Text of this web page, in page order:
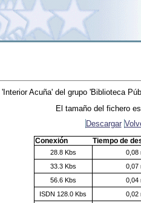
'Interior Acuña'del grupo 'Biblioteca
El tamaño del fichero
Descargar
Conexión
Tiempo de
28.8 Kbs
0,08
33.3 Kbs
0,07
56.6 Kbs
0,04
ISDN 128.0 Kbs
0,02